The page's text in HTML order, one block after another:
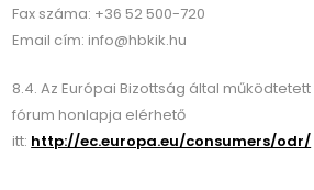
Fax száma: +36 52 500-720
Email cím: info@hbkik.hu
8.4. Az Európai Bizottság által
fórum honlapja elérhető
itt: http://ec.europa.eu/consumers/odr/